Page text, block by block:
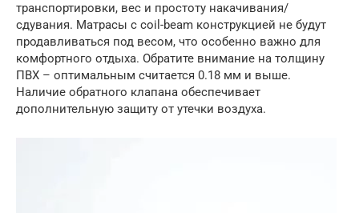
транспортировки, вес и простоту накачивания/
сдувания. Матрасы с coil-beam конструкцией не будут
продавливаться под весом, что особенно важно для
комфортного отдыха. Обратите внимание на толщину
ПВХ – оптимальным считается 0.18 мм и выше.
Наличие обратного клапана обеспечивает
дополнительную защиту от утечки воздуха.